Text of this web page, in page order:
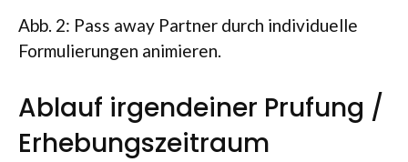
Abb. 2: Pass away Partner durch individuelle
Formulierungen animieren.
Ablauf irgendeiner Prufung /
Erhebungszeitraum